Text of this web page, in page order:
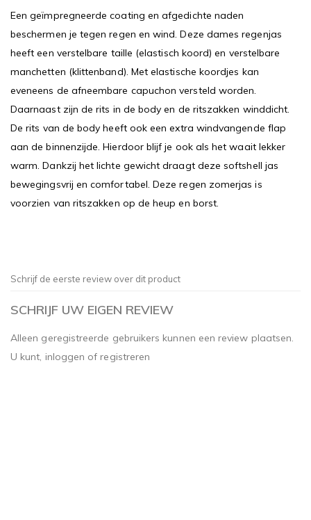
Een geïmpregneerde coating en afgedichte naden
beschermen je tegen regen en wind. Deze dames regenjas
heeft een verstelbare taille (elastisch koord) en verstelbare
manchetten (klittenband). Met elastische koordjes kan
eveneens de afneembare capuchon versteld worden.
Daarnaast zijn de rits in de body en de ritszakken winddicht.
De rits van de body heeft ook een extra windvangende flap
aan de binnenzijde. Hierdoor blijf je ook als het waait lekker
warm. Dankzij het lichte gewicht draagt deze softshell jas
bewegingsvrij en comfortabel. Deze regen zomerjas is
voorzien van ritszakken op de heup en borst.
Schrijf de eerste review over dit product
SCHRIJF UW EIGEN REVIEW
Alleen geregistreerde gebruikers kunnen een review plaatsen.
U kunt, inloggen ofregistreren